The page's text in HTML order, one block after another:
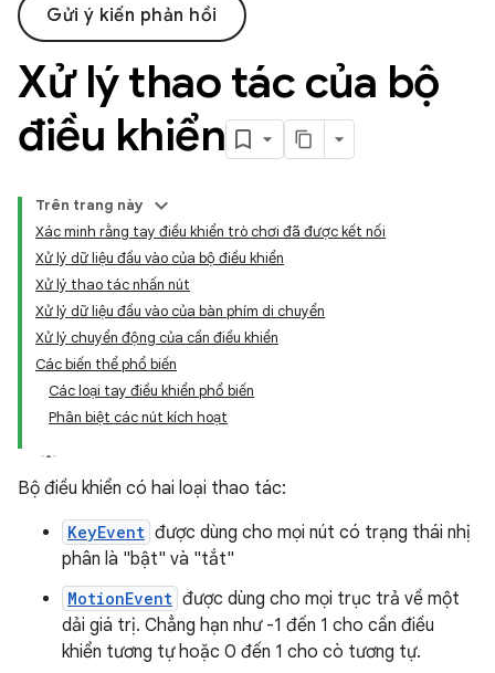
Gửi ý kiến phản hồi
Xử lý thao tác của bộ
điều khiển
Trên trang này
Xác minh rằng tay điều khiển trò chơi đã được kết nối
Xử lý dữ liệu đầu vào của bộ điều khiển
Xử lý thao tác nhấn nút
Xử lý dữ liệu đầu vào của bàn phím di chuyển
Xử lý chuyển động của cần điều khiển
Các biến thể phổ biến
Các loại tay điều khiển phổ biến
Phân biệt các nút kích hoạt
Bộ điều khiển có hai loại thao tác:
KeyEvent được dùng cho mọi nút có trạng thái nhị
phân là "bật" và "tắt"
MotionEvent được dùng cho mọi trục trả về một
dải giá trị. Chẳng hạn như -1 đến 1 cho cần điều
khiển tương tự hoặc 0 đến 1 cho cò tương tự.